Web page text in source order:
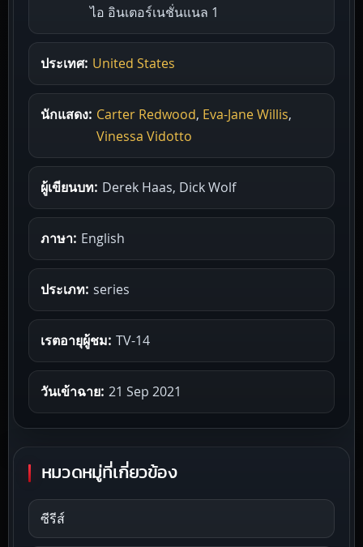
ไอ อินเตอร์เนชั่นแนล 1
ประเทศ: United States
นักแสดง: Carter Redwood, Eva-Jane Willis,
Vinessa Vidotto
ผู้เขียนบท: Derek Haas, Dick Wolf
ภาษา: English
ประเภท: series
เรตอายุผู้ชม: TV-14
วันเข้าฉาย: 21 Sep 2021
หมวดหมู่ที่เกี่ยวข้อง
ซีรีส์